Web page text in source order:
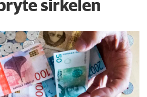
sirkelen